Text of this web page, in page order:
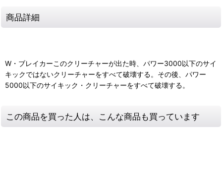
商品詳細
W・ブレイカーこのクリーチャーが出た時、パワー3000以下のサイ
キックではないクリーチャーをすべて破壊する。その後、パワー
5000以下のサイキック・クリーチャーをすべて破壊する。
この商品を買った人は、こんな商品も買っています